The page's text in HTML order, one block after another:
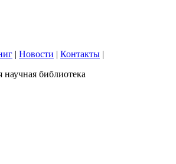
| Новости | Контакты |
библиотека